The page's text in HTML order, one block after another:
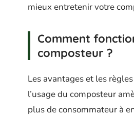
mieux entretenir votre
Comment
composteur ?
Les avantages et les
l’usage du composteur
plus de consommateur à